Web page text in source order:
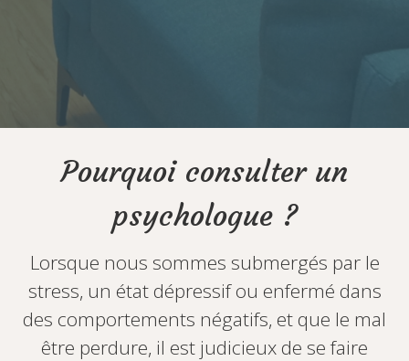
Pourquoi consulter un
psychologue ?
Lorsque nous sommes submergés par le
stress, un état dépressif ou enfermé dans
des comportements négatifs, et que le mal
être perdure, il est judicieux de se faire